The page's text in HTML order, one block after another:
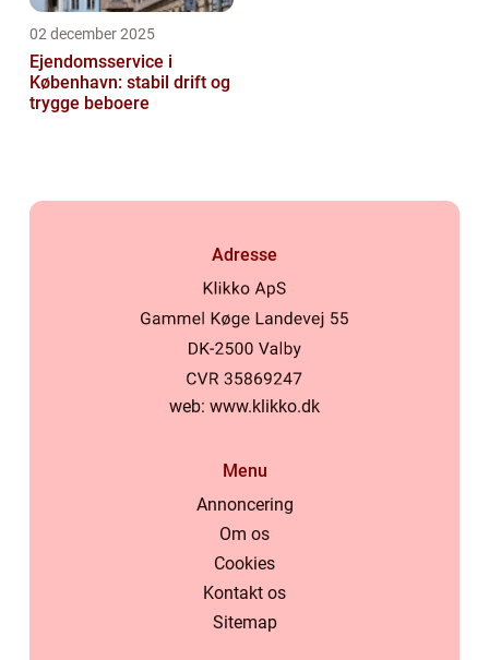
02 december 2025
Ejendomsservice i
København: stabil drift og
trygge beboere
Adresse
web: www.klikko.dk
Menu
Annoncering
Om os
Cookies
Kontakt os
Sitemap